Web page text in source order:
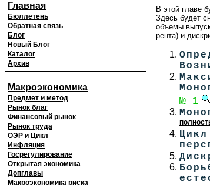
Главная
Бюллетень
Обратная связь
Блог
Новый Блог
Каталог
Архив
Макроэкономика
Предмет и метод
Рынок благ
Финансовый рынок
Рынок труда
ОЭР и Цикл
Инфляция
Госрегулирование
Открытая экономика
Допглавы
Макроэкономика риска
В этой главе
Здесь будет
объемы
рента) и
№ 1